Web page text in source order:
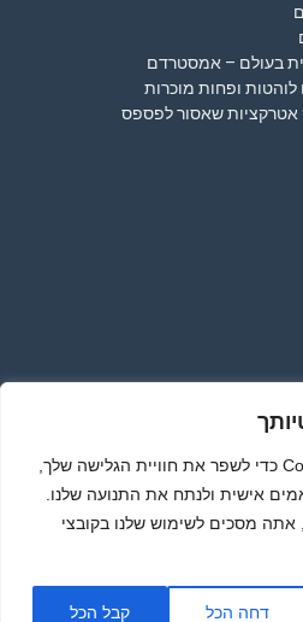
אנו משתמשים בקובצי Cookie כדי לשפר את חוויית הגלישה שלך,
אישית ולנתח את התנועה שלנו.
אתה מסכים לשימוש שלנו בקובצי
דחה הכל קבל הכל
בעולם – אמסטרדם
© כל הזכויות שמורות לאתר AMSTERDAMTRAVEL.CO.IL - באופן כללי אתם יודעים שלא לוקחים